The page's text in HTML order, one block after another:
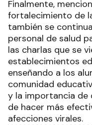
Finalmente,
fortalecimiento de
también se
personal de salud
las charlas que se
establecimientos
enseñando a los
comunidad
y la importancia de
de hacer más
afecciones virales.